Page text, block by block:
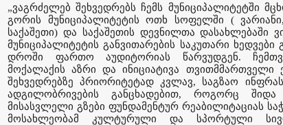
„ვაგრძელებ შეხვედრებს ჩემს მუნიციპალიტეტში
გორის მუნიციპალიტეტის ოთხ სოფელში (
საქაშეთი) და საქაშეთის დევნილთა დასახლებაში
მუნიციპალიტეტის განვითარების საკუთარი
დროში ფართო აუდიტორიას წარვუდგენ.
მოქალაქის აზრი და ინიციატივა თვითმმართველი
შეხვედრებზე პრიორიტეტად კვლავ, საგზაო
ადგილობრივების განცხადებით, როგორც
მისასვლელი გზები ფუნდამენტურ რეაბილიტაციას
მოსახლეობამ კულტურული და სპორტული